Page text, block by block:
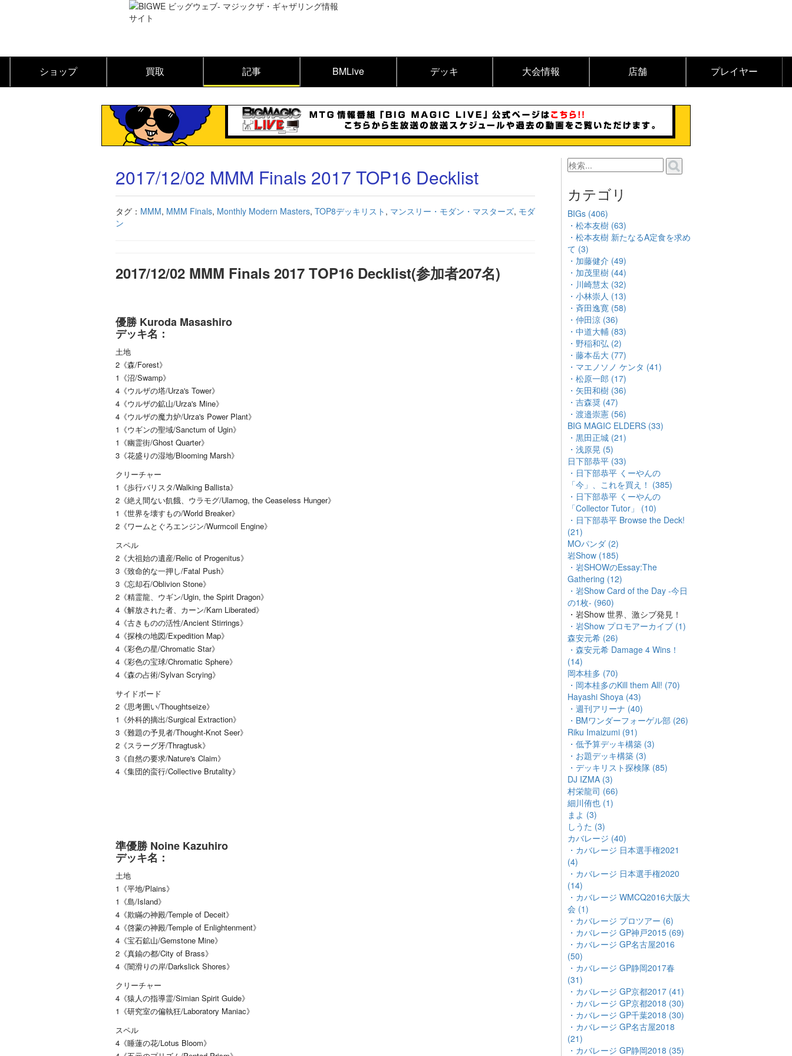
ショップ 買取 記事 BMLive デッキ 大会情報 店舗 プレイヤー
2017/12/02 MMM Finals 2017 TOP16 Decklist
タグ： MMM, MMM Finals, Monthly Modern Masters, TOP8デッキリスト , マンスリー・モダン・マスターズ, モダ
ン
2017/12/02 MMM Finals 2017 TOP16 Decklist(参加者207名)
優勝 Kuroda Masashiro
デッキ名：
土地
2《森/Forest》
1《沼/Swamp》
4《ウルザの塔/Urza's Tower》
4《ウルザの鉱山/Urza's Mine》
4《ウルザの魔力炉/Urza's Power Plant》
1《ウギンの聖域/Sanctum of Ugin》
1《幽霊街/Ghost Quarter》
3《花盛りの湿地/Blooming Marsh》
クリーチャー
1《歩行バリスタ/Walking Ballista》
2《絶え間ない飢餓、ウラモグ/Ulamog, the Ceaseless Hunger》
1《世界を壊すもの/World Breaker》
2《ワームとぐろエンジン/Wurmcoil Engine》
スペル
2《大祖始の遺産/Relic of Progenitus》
3《致命的な一押し/Fatal Push》
3《忘却石/Oblivion Stone》
2《精霊龍、ウギン/Ugin, the Spirit Dragon》
4《解放された者、カーン/Karn Liberated》
4《古きものの活性/Ancient Stirrings》
4《探検の地図/Expedition Map》
4《彩色の星/Chromatic Star》
4《彩色の宝球/Chromatic Sphere》
4《森の占術/Sylvan Scrying》
サイドボード
2《思考囲い/Thoughtseize》
1《外科的摘出/Surgical Extraction》
3《難題の予見者/Thought-Knot Seer》
2《スラーグ牙/Thragtusk》
3《自然の要求/Nature's Claim》
4《集団的蛮行/Collective Brutality》
準優勝 Noine Kazuhiro
デッキ名：
土地
1《平地/Plains》
1《島/Island》
4《欺瞞の神殿/Temple of Deceit》
4《啓蒙の神殿/Temple of Enlightenment》
4《宝石鉱山/Gemstone Mine》
2《真鍮の都/City of Brass》
4《闇滑りの岸/Darkslick Shores》
クリーチャー
4《猿人の指導霊/Simian Spirit Guide》
1《研究室の偏執狂/Laboratory Maniac》
スペル
4《睡蓮の花/Lotus Bloom》
カテゴリ
BIGs (406)
・松本友樹 (63)
・松本友樹 新たなるA定食を求め
て (3)
・加藤健介 (49)
・加茂里樹 (44)
・川崎慧太 (32)
・小林崇人 (13)
・斉田逸寛 (58)
・仲田涼 (36)
・中道大輔 (83)
・野稲和弘 (2)
・藤本岳大 (77)
・マエノソノ ケンタ (41)
・松原一郎 (17)
・矢田和樹 (36)
・吉森奨 (47)
・渡邉崇憲 (56)
BIG MAGIC ELDERS (33)
・黒田正城 (21)
・浅原晃 (5)
日下部恭平 (33)
・日下部恭平 くーやんの
「今」、これを買え！ (385)
・日下部恭平 くーやんの
「Collector Tutor」 (10)
・日下部恭平 Browse the Deck!
(21)
MOパンダ (2)
岩Show (185)
・岩SHOWのEssay:The
Gathering (12)
・岩Show Card of the Day -今日
の1枚- (960)
・岩Show 世界、激シブ発見！
・岩Show プロモアーカイブ (1)
森安元希 (26)
・森安元希 Damage 4 Wins！
(14)
岡本桂多 (70)
・岡本桂多のKill them All! (70)
Hayashi Shoya (43)
・週刊アリーナ (40)
・BMワンダーフォーゲル部 (26)
Riku Imaizumi (91)
・低予算デッキ構築 (3)
・お題デッキ構築 (3)
・デッキリスト探検隊 (85)
DJ IZMA (3)
村栄龍司 (66)
細川侑也 (1)
まよ (3)
しうた (3)
カバレージ (40)
・カバレージ 日本選手権2021
(4)
・カバレージ 日本選手権2020
(14)
・カバレージ WMCQ2016大阪大
会 (1)
・カバレージ プロツアー (6)
・カバレージ GP神戸2015 (69)
・カバレージ GP名古屋2016
(50)
・カバレージ GP静岡2017春
(31)
・カバレージ GP京都2017 (41)
・カバレージ GP京都2018 (30)
・カバレージ GP千葉2018 (30)
・カバレージ GP名古屋2018
(21)
・カバレージ GP静岡2018 (35)